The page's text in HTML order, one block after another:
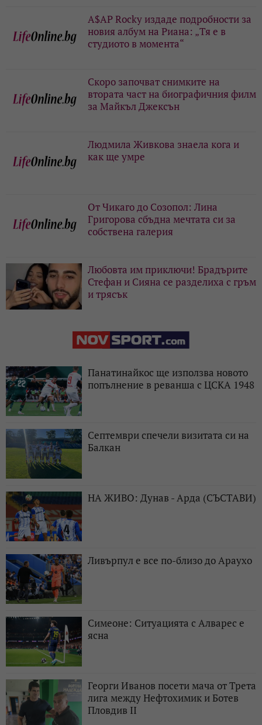
A$AP Rocky издаде подробности за
новия албум на Риана: „Тя е в
студиото в момента“
Скоро започват снимките на
втората част на биографичния филм
за Майкъл Джексън
Людмила Живкова знаела кога и
как ще умре
От Чикаго до Созопол: Лина
Григорова сбъдна мечтата си за
собствена галерия
Любовта им приключи! Брадърите
Стефан и Сияна се разделиха с гръм
и трясък
Панатинайкос ще използва новото
попълнение в реванша с ЦСКА 1948
Септември спечели визитата си на
Балкан
НА ЖИВО: Дунав - Арда (СЪСТАВИ)
Ливърпул е все по-близо до Араухо
Симеоне: Ситуацията с Алварес е
ясна
Георги Иванов посети мача от Трета
лига между Нефтохимик и Ботев
Пловдив II